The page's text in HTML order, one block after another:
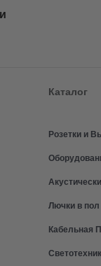
Каталог
Розетки и
Лючки в пол
Кабельная